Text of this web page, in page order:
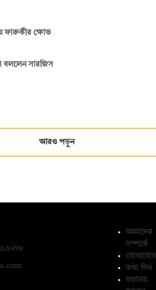
ফারুকীর ক্ষোভ
বললেন সারজিস
আরও পড়ুন
আমাদের
সম্পর্কে
যোগাযোগ
তথ্য দিন
মতামত